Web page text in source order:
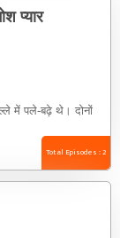
प्यार
में पले-बढ़े थे। दोनों
Total Episodes : 2